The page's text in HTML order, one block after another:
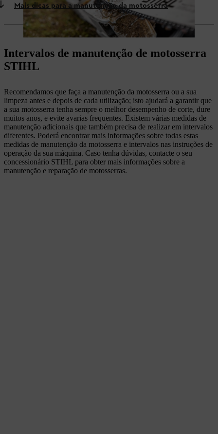
Mais dicas para a manutenção da motosserra
Intervalos de manutenção de motosserra
STIHL
Recomendamos que faça a manutenção da motosserra ou a sua
limpeza antes e depois de cada utilização; isto ajudará a garantir que
a sua motosserra tenha sempre o melhor desempenho de corte, dure
muitos anos, e evite avarias frequentes. Existem várias medidas de
manutenção adicionais que também precisa de realizar em intervalos
diferentes. Poderá encontrar mais informações sobre todas estas
medidas de manutenção da motosserra e intervalos nas instruções de
operação da sua máquina. Caso tenha dúvidas, contacte o seu
concessionário STIHL para obter mais informações sobre a
manutenção e reparação de motosserras.